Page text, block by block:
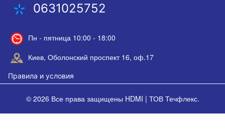
0631025752
Пн - пятница 10:00 - 18:00
Киев, Оболонский проспект 16, оф.17
Правила и условия
© 2026 Все права защищены HDMI | ТОВ Течфлекс.